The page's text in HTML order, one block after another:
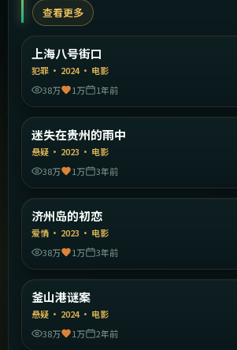
查看更多
精选
上海八号街口
犯罪 · 2024· 电影
38万
1万 1年前
精选
迷失在贵州的雨中
悬疑 · 2023 · 电影
38万
1万 3年前
精选
济州岛的初恋
爱情 · 2023 · 电影
38万
1万 3年前
精选
釜山港谜案
悬疑 · 2024· 电影
38万
1万 2年前